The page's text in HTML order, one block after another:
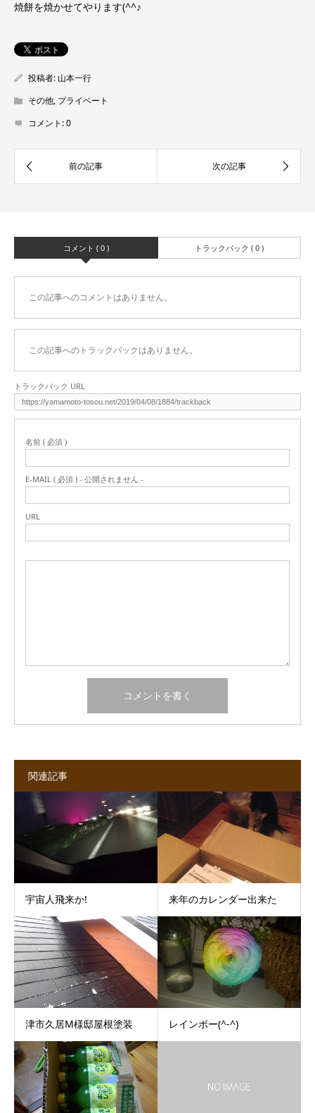
焼餅を焼かせてやります(^^♪
投稿者: 山本一行
その他, プライベート
コメント:0
コメント ( 0 ) トラックバック ( 0 )
この記事へのコメントはありません。
この記事へのトラックバックはありません。
トラックバック URL
名前 ( 必須 )
E-MAIL ( 必須 ) - 公開されません -
URL
関連記事
宇宙人飛来か! 来年のカレンダー出来た
津市久居M様邸屋根塗装 レインボー(^-^)